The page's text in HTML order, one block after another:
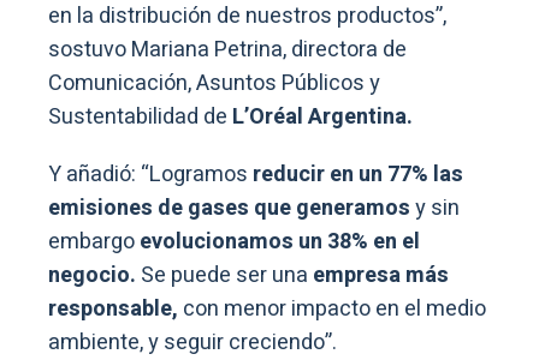
en la distribución de nuestros productos”,
sostuvo Mariana Petrina, directora de
Comunicación, Asuntos Públicos y
Sustentabilidad de L’Oréal Argentina.
Y añadió: “Logramos reducir en un 77% las
emisiones de gases que generamosy sin
embargoevolucionamos un 38% en el
negocio. Se puede ser una empresa más
responsable, con menor impacto en el medio
ambiente, y seguir creciendo”.